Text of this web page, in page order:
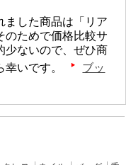
した商品は「リア
のためで価格比較サ
少ないので、ぜひ商
幸いです。
ブッ